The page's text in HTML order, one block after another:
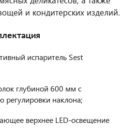
и кондитерских изделий.
испаритель Sest
глубиной 600 мм с
регулировки наклона;
верхнее LED-освещение